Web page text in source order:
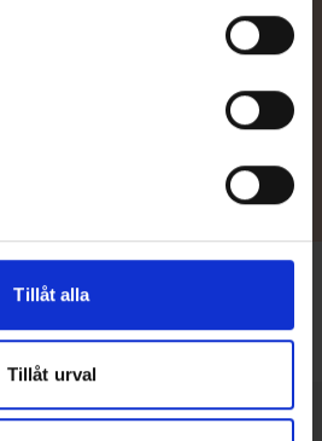
Tillåt alla
Tillåt urval
återförsäljare? Våra sakkunniga